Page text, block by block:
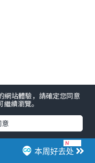
本周好去处
站體驗，請確定您同意
繼續瀏覽。